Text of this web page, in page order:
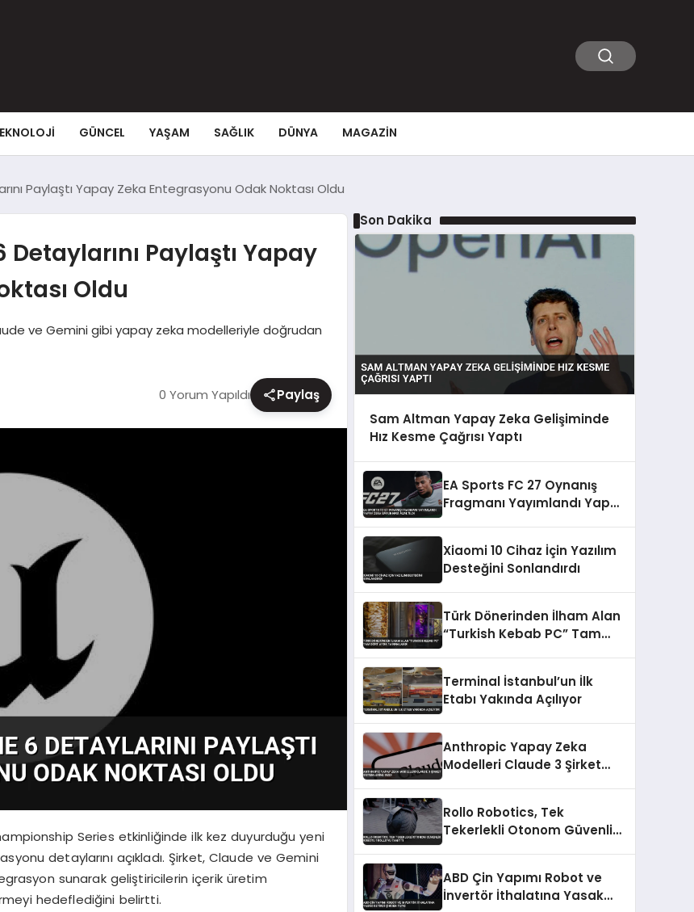
GÜNCEL YAŞAM SAĞLIK DÜNYA MAGAZIN
Paylaştı Yapay Zeka Entegrasyonu Odak Noktası Oldu
Paylaştı Yapay
Oldu
ve Gemini gibi yapay zeka modelleriyle doğrudan
0 Yorum Yapıldı Paylaş
Series etkinliğinde ilk kez duyurduğu yeni
detaylarını açıkladı. Şirket, Claude ve Gemini
sunarak geliştiricilerin içerik üretim
hedeflediğini belirtti.
Son Dakika
Sam Altman Yapay Zeka Gelişiminde
Hız Kesme Çağrısı Yaptı
EA Sports FC 27 Oynanış
Fragmanı Yayımlandı Yapay
Xiaomi 10 Cihaz İçin Yazılım
Desteğini Sonlandırdı
Türk Dönerinden İlham Alan
“Turkish Kebab PC” Tam
Terminal İstanbul’un İlk
Etabı Yakında Açılıyor
Anthropic Yapay Zeka
Modelleri Claude 3 Şirket
Rollo Robotics, Tek
Tekerlekli Otonom Güvenlik
ABD Çin Yapımı Robot ve
İnvertör İthalatına Yasak